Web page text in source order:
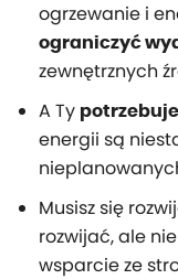
ogrzewanie i
ograniczyć
zewnętrznych
A Ty
energii są
Musisz się
rozwijać, ale
wsparcie ze